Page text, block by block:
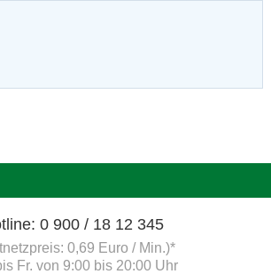
0 900 / 18 12 345
0,69 Euro / Min.)*
Fr. von 9:00 bis 20:00 Uhr